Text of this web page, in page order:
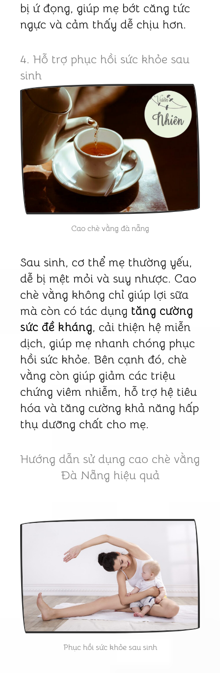
bị ứ đọng, giúp mẹ bớt căng tức
ngực và cảm thấy dễ chịu hơn.
4. Hỗ trợ phục hồi sức khỏe sau
sinh
Cao chè vằng đà nẵng
Sau sinh, cơ thể mẹ thường yếu,
dễ bị mệt mỏi và suy nhược. Cao
chè vằng không chỉ giúp lợi sữa
mà còn có tác dụng tăng cường
sức đề kháng, cải thiện hệ miễn
dịch, giúp mẹ nhanh chóng phục
hồi sức khỏe. Bên cạnh đó, chè
vằng còn giúp giảm các triệu
chứng viêm nhiễm, hỗ trợ hệ tiêu
hóa và tăng cường khả năng hấp
thụ dưỡng chất cho mẹ.
Hướng dẫn sử dụng cao chè vằng
Đà Nẵng hiệu quả
Phục hồi sức khỏe sau sinh